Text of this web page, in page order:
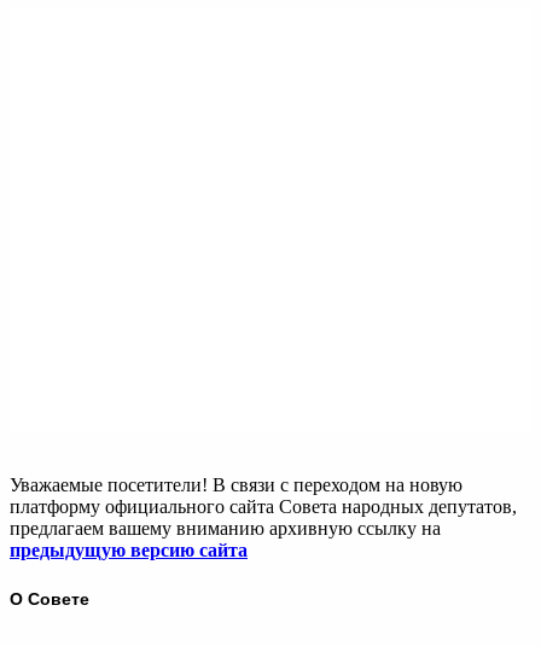
Уважаемые посетители! В связи с переходом на новую
платформу официального сайта Совета народных депутатов,
предлагаем вашему вниманию архивную ссылку на
предыдущую версию сайта
О Совете